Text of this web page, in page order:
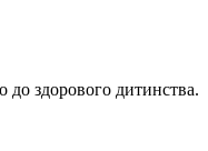
до здорового дитинства.